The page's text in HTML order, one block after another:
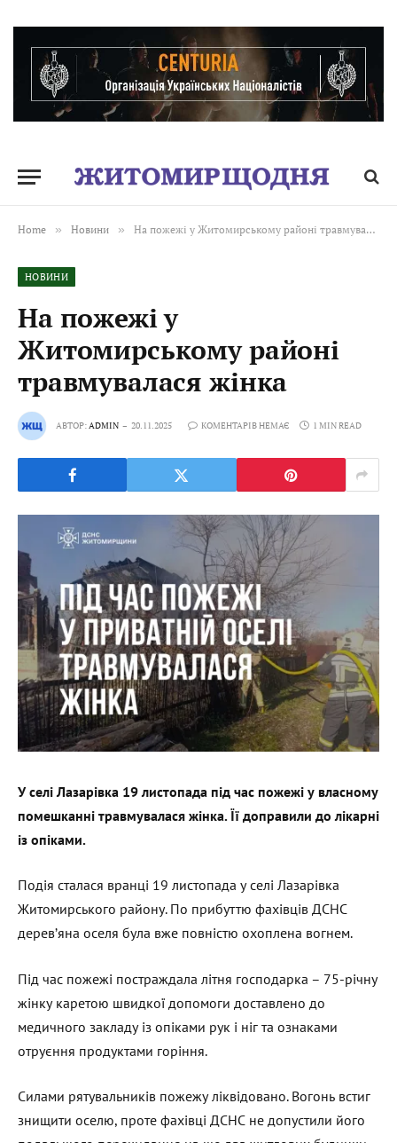
Home » Новини » На пожежі у Житомирському районі травмувалася жінка
НОВИНИ
На пожежі у
Житомирському районі
травмувалася жінка
АВТОР:ADMIN 20.11.2025 КОМЕНТАРІВ НЕМАЄ 1 MIN READ
У селі Лазарівка 19 листопада під час пожежі у власному
помешканні травмувалася жінка. Її доправили до лікарні
із опіками.
Подія сталася вранці 19 листопада у селі Лазарівка
Житомирського району. По прибуттю фахівців ДСНС
дерев’яна оселя була вже повністю охоплена вогнем.
Під час пожежі постраждала літня господарка – 75-річну
жінку каретою швидкої допомоги доставлено до
медичного закладу із опіками рук і ніг та ознаками
отруєння продуктами горіння.
Силами рятувальників пожежу ліквідовано. Вогонь встиг
знищити оселю, проте фахівці ДСНС не допустили його